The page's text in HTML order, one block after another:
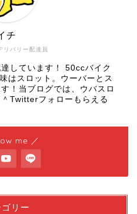
リバリー配達員
チ
しています！ 50ccバイク
はスロット。ウーバーとス
！当ブログでは、ウバスロ
Twitterフォローもらえる
me ／
リー